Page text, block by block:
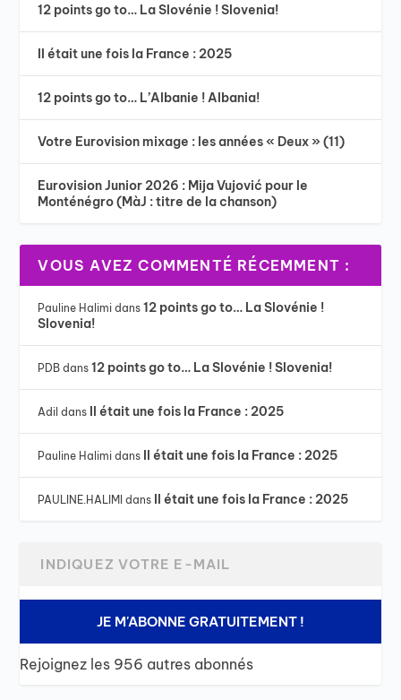
12 points go to… La Slovénie ! Slovenia!
Il était une fois la France : 2025
12 points go to… L’Albanie ! Albania!
Votre Eurovision mixage : les années « Deux » (11)
Eurovision Junior 2026 : Mija Vujović pour le
Monténégro (MàJ : titre de la chanson)
VOUS AVEZ COMMENTÉ RÉCEMMENT :
Pauline Halimi dans12 points go to… La Slovénie !
Slovenia!
PDB dans12 points go to… La Slovénie ! Slovenia!
Adil dans Il était une fois la France : 2025
Pauline Halimi dans Il était une fois la France : 2025
PAULINE.HALIMI dans Il était une fois la France : 2025
JE M'ABONNE GRATUITEMENT !
Rejoignez les 956 autres abonnés